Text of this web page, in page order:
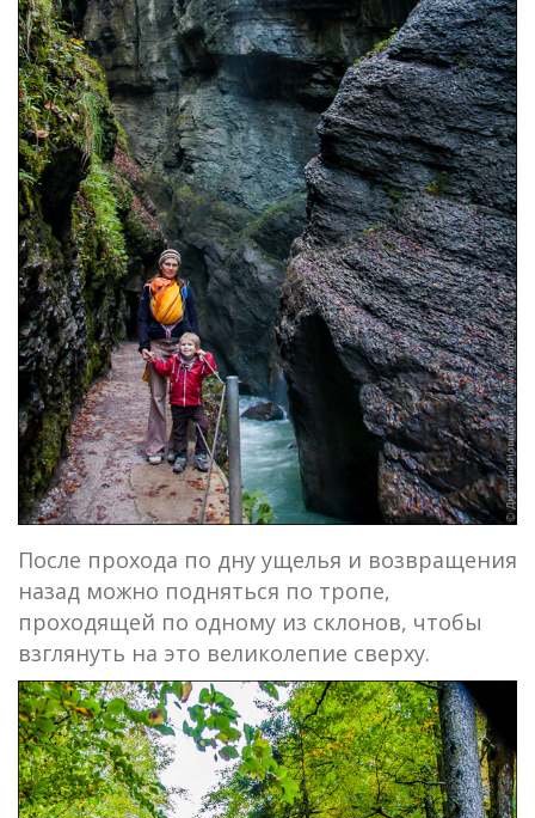
После прохода по дну ущелья и возвращения
назад можно подняться по тропе,
проходящей по одному из склонов, чтобы
взглянуть на это великолепие сверху.